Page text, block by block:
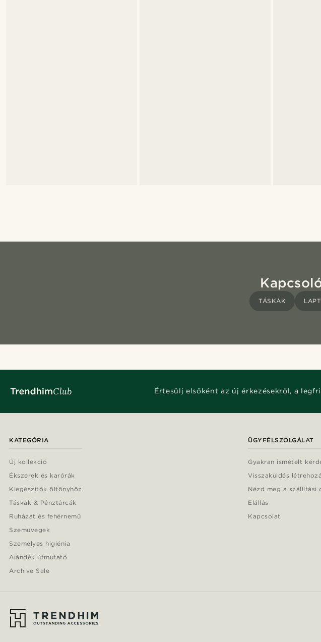
TÁSKÁK
Értesülj elsőként az új érkezésekről, a
KATEGÓRIA
Új kollekció
Ékszerek és karórák
Kiegészítők öltönyhöz
Táskák & Pénztárcák
Ruházat és fehérnemű
Szemüvegek
Személyes higiénia
Ajándék útmutató
Archive Sale
ÜGYFÉLSZOLGÁLAT
Gyakran ismételt
Visszaküldés
Nézd meg a szállítási
Elállás
Kapcsolat